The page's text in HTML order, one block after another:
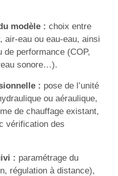
modèle : choix entre
air-eau ou eau-eau, ainsi
de performance (COP,
sonore…).
: pose de l’unité
ou aéraulique,
de chauffage existant,
vérification des
: paramétrage du
régulation à distance),